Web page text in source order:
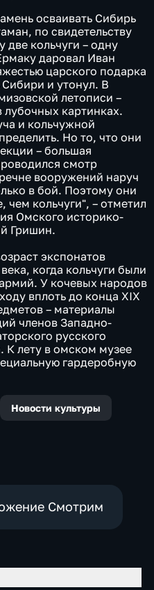
осваивать Сибирь
по свидетельству
кольчуги – одну
даровал Иван
царского подарка
и утонул. В
летописи –
картинках.
и кольчужной
Но то, что они
– большая
смотр
вооружений наруч
в бой. Поэтому они
кольчуги", – отметил
Омского историко-
Гришин.
экспонатов
когда кольчуги были
У кочевых народов
вплоть до конца XIX
– материалы
членов Западно-
русского
К лету в омском музее
гардеробную
Новости культуры
Смотрим